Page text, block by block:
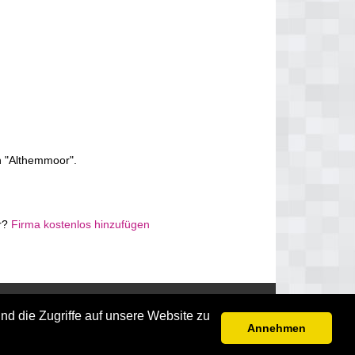
die Zugriffe auf unsere Website zu
Annehmen
Firma kostenlos hinzufügen